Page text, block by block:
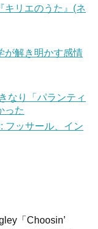
キリエのうた』(ネ
が解き明かす感情
なり「パランティ
った
フッサール、イン
「Choosin’